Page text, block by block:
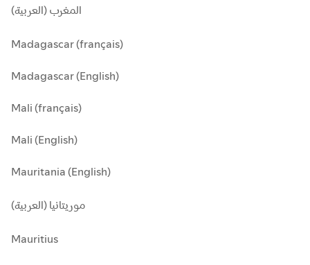
المغرب (العربية)
Madagascar (français)
Madagascar (English)
Mali (français)
Mali (English)
Mauritania (English)
موريتانيا (العربية)
Mauritius